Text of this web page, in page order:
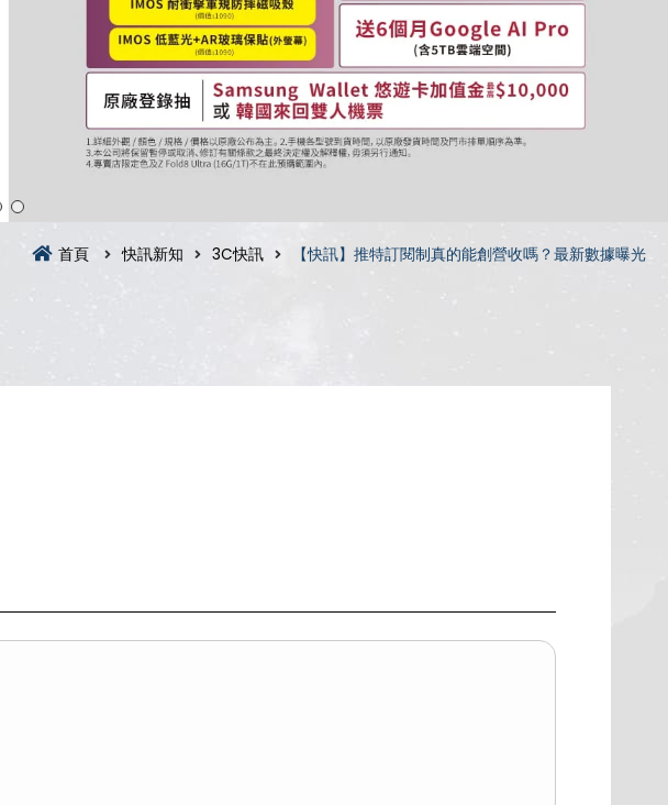
首頁 快訊新知 3C快訊 【快訊】推特訂閱制真的能創營收嗎？最新數據曝光